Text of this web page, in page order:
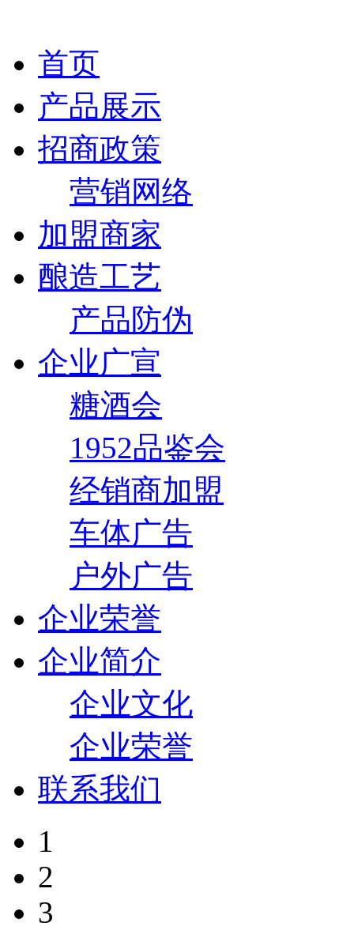
首页
产品展示
招商政策
营销网络
加盟商家
酿造工艺
产品防伪
企业广宣
糖酒会
1952品鉴会
经销商加盟
车体广告
户外广告
企业荣誉
企业简介
企业文化
企业荣誉
联系我们
1
2
3